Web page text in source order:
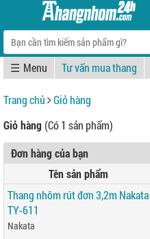
☰ Tư vấn mua thang
Trang chủ
Giỏ hàng
Giỏ hàng (Có 1 sản phẩm)
Đơn hàng của bạn
Tên sản phẩm
Thang nhôm rút đơn 3,2m Nakata
TY-611
Nakata